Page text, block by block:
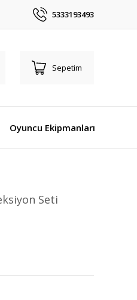
5333193493
Sepetim
Oyuncu Ekipmanları
Seti